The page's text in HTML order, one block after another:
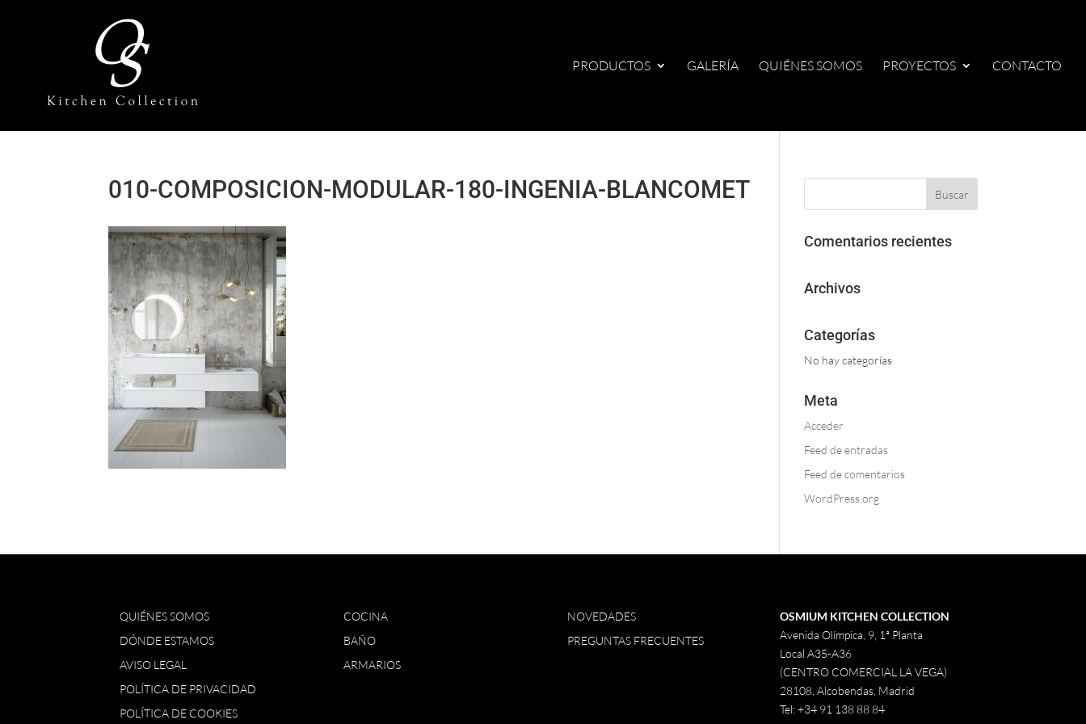
PRODUCTOS GALERÍA QUIÉNES SOMOS PROYECTOS CONTACTO
010-COMPOSICION-MODULAR-180-INGENIA-BLANCOMET
Comentarios recientes
Archivos
Categorías
No hay categorías
Meta
Acceder
Feed de entradas
Feed de comentarios
WordPress.org
QUIÉNES SOMOS
DÓNDE ESTAMOS
AVISO LEGAL
POLÍTICA DE PRIVACIDAD
POLÍTICA DE COOKIES
COCINA
BAÑO
ARMARIOS
NOVEDADES
PREGUNTAS FRECUENTES
OSMIUM KITCHEN COLLECTION
Avenida Olímpica, 9, 1ª Planta
Local A35-A36
(CENTRO COMERCIAL LA VEGA)
28108, Alcobendas, Madrid
Tel:+34 91 138 88 84